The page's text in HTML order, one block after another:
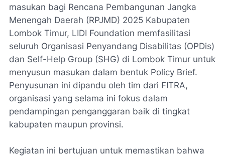
masukan bagi Rencana Pembangunan Jangka
Menengah Daerah (RPJMD) 2025 Kabupaten
Lombok Timur, LIDI Foundation memfasilitasi
seluruh Organisasi Penyandang Disabilitas (OPDis)
dan Self-Help Group (SHG) di Lombok Timur untuk
menyusun masukan dalam bentuk Policy Brief.
Penyusunan ini dipandu oleh tim dari FITRA,
organisasi yang selama ini fokus dalam
pendampingan penganggaran baik di tingkat
kabupaten maupun provinsi.
Kegiatan ini bertujuan untuk memastikan bahwa